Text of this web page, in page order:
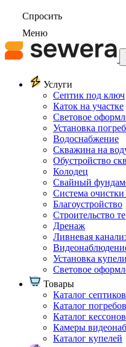
Спросить
Меню
Услуги
Септик под ключ
Каток на участке
Световое
Установка
Водоснабжение
Скважина на
Обустройство
Колодец
Свайный
Система
Благоустройство
Строительство
Дренаж
Ливневая
Установка купели
Световое
Товары
Каталог септиков
Каталог погребов
Каталог кессонов
Камеры
Каталог купелей